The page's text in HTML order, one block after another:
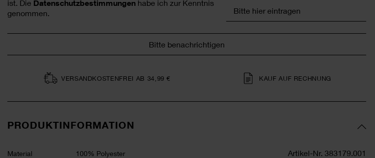
ist. Die Datenschutzbestimmungen habe ich zur Kenntnis
genommen.
Bitte benachrichtigen
VERSAND­KOSTEN­FREI AB 34,99 € KAUF AUF RECHNUNG
PRODUKTINFORMATION
Material 100% Polyester Artikel-Nr. 383179.001